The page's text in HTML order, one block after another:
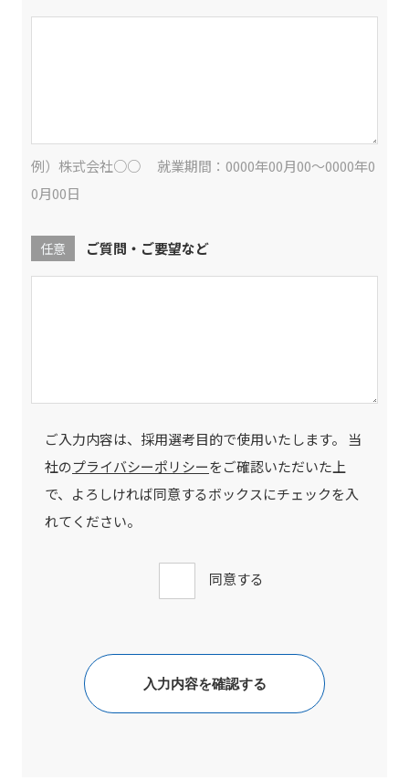
例）株式会社○○ 就業期間：0000年00月00～0000年0
0月00日
ご質問・ご要望など
任意
ご入力内容は、採用選考目的で使用いたします。 当
社のプライバシーポリシーをご確認いただいた上
で、よろしければ同意するボックスにチェックを入
れてください。
同意する